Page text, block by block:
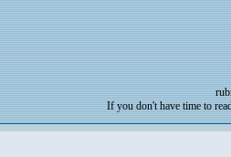
If you don't have time to